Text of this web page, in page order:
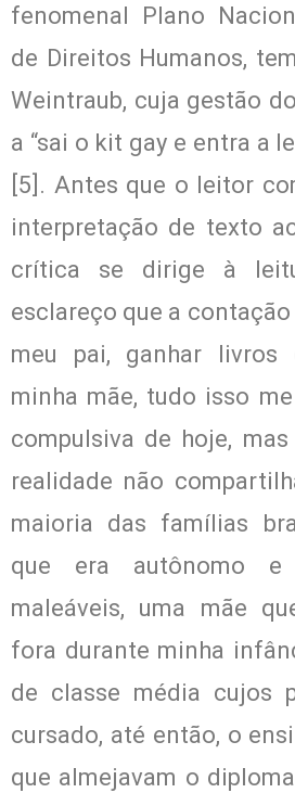
fenomenal Plano
de Direitos Humanos,
Weintraub, cuja gestão
a “sai o kit gay e entra a
[5]. Antes que o leitor
interpretação de texto
crítica se dirige à
esclareço que a
meu pai, ganhar livros
minha mãe, tudo isso
compulsiva de hoje,
realidade não
maioria das famílias
que era autônomo e
maleáveis, uma mãe
fora durante minha
de classe média cujos
cursado, até então, o
que almejavam o